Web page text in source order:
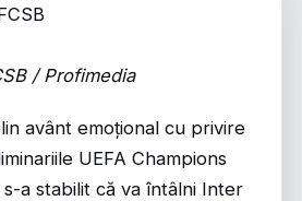
/ Profimedia
avânt emoțional cu privire
UEFA Champions
a stabilit că va întâlni Inter